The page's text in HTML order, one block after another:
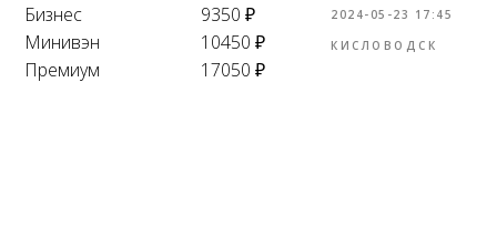
Бизнес
9350 ₽
Минивэн
10450 ₽
Премиум
17050 ₽
2024-05-23 17:45
КИСЛОВОДСК